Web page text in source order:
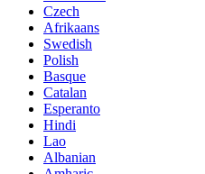
Czech
Afrikaans
Swedish
Polish
Basque
Catalan
Esperanto
Hindi
Lao
Albanian